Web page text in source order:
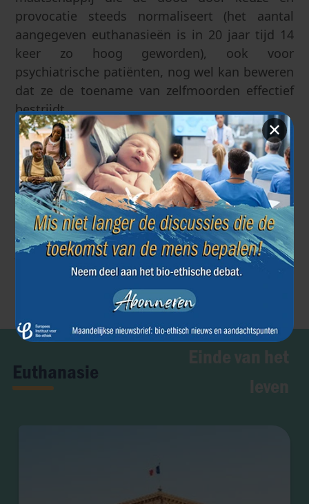
provocatie steeds normaliseert (het aantal
aangegeven euthanasieën is in 20 jaar tijd 14
keer zo hoog geworden), ook voor
psychiatrische patiënten, nog wel kan beweren
dat ze de toename van zelfmoorden effectief
bestrijdt.
Europees Instituut voor Bio-ethiek
26 maart 2024
Vorige artikel
Volgende artikel
✕
Euthanasie
Einde van het
leven